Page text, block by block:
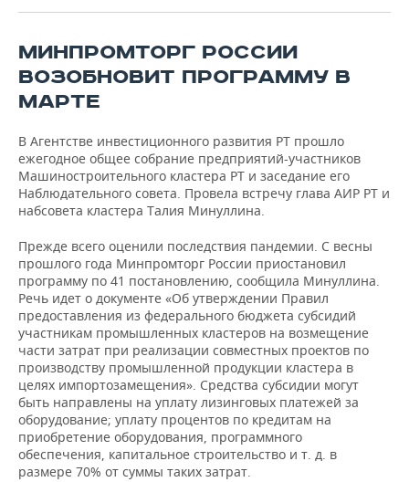
МИНПРОМТОРГ РОССИИ
ВОЗОБНОВИТ ПРОГРАММУ В
МАРТЕ
В Агентстве инвестиционного развития РТ прошло
ежегодное общее собрание предприятий-участников
Машиностроительного кластера РТ и заседание его
Наблюдательного совета. Провела встречу глава АИР РТ и
набсовета кластера Талия Минуллина.
Прежде всего оценили последствия пандемии. С весны
прошлого года Минпромторг России приостановил
программу по 41 постановлению, сообщила Минуллина.
Речь идет о документе «Об утверждении Правил
предоставления из федерального бюджета субсидий
участникам промышленных кластеров на возмещение
части затрат при реализации совместных проектов по
производству промышленной продукции кластера в
целях импортозамещения». Средства субсидии могут
быть направлены на уплату лизинговых платежей за
оборудование; уплату процентов по кредитам на
приобретение оборудования, программного
обеспечения, капитальное строительство и т. д. в
размере 70% от суммы таких затрат.